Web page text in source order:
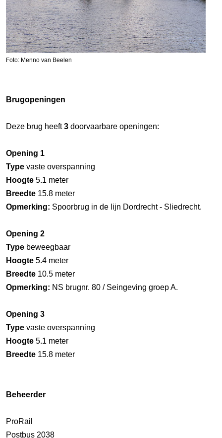
Foto: Menno van Beelen
Brugopeningen
Deze brug heeft3 doorvaarbare openingen:
Opening 1
Type vaste overspanning
Hoogte 5.1 meter
Breedte 15.8 meter
Opmerking: Spoorbrug in de lijn Dordrecht - Sliedrecht.
Opening 2
Type beweegbaar
Hoogte 5.4 meter
Breedte 10.5 meter
Opmerking: NS brugnr. 80 / Seingeving groep A.
Opening 3
Type vaste overspanning
Hoogte 5.1 meter
Breedte 15.8 meter
Beheerder
ProRail
Postbus 2038